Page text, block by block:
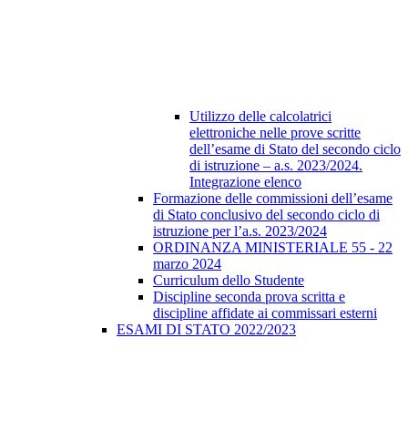
Utilizzo delle calcolatrici
elettroniche nelle prove scritte
dell’esame di Stato del secondo ciclo
di istruzione – a.s. 2023/2024.
Integrazione elenco
Formazione delle commissioni dell’esame
di Stato conclusivo del secondo ciclo di
istruzione per l’a.s. 2023/2024
ORDINANZA MINISTERIALE 55 - 22
marzo 2024
Curriculum dello Studente
Discipline seconda prova scritta e
discipline affidate ai commissari esterni
ESAMI DI STATO 2022/2023